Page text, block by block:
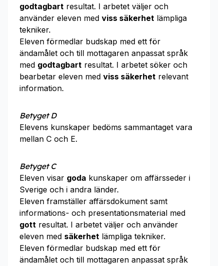
godtagbart resultat. I arbetet väljer och
använder eleven med viss säkerhet lämpliga
tekniker.
Eleven förmedlar budskap med ett för
ändamålet och till mottagaren anpassat språk
med godtagbart resultat. I arbetet söker och
bearbetar eleven med viss säkerhet relevant
information.
Betyget D
Elevens kunskaper bedöms sammantaget vara
mellan C och E.
Betyget C
Eleven visar goda kunskaper om affärsseder i
Sverige och i andra länder.
Eleven framställer affärsdokument samt
informations- och presentationsmaterial med
gott resultat. I arbetet väljer och använder
eleven med säkerhet lämpliga tekniker.
Eleven förmedlar budskap med ett för
ändamålet och till mottagaren anpassat språk